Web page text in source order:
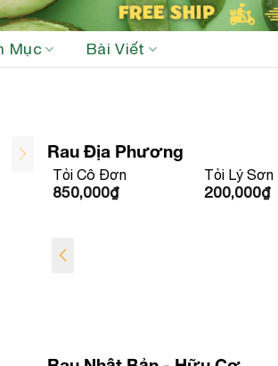
Mục Bài Viết
Rau Địa Phương
Tỏi Cô Đơn
850,000₫
Tỏi Lý Sơn
200,000₫